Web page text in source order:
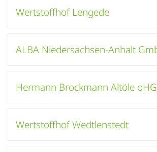
Wertstoffhof Lengede
Hermann Brockmann Altöle oHG
Wertstoffhof Wedtlenstedt